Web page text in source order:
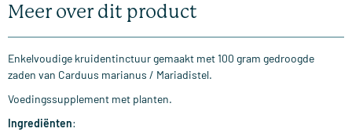
Meer over dit product
Enkelvoudige kruidentinctuur gemaakt met 100 gram gedroogde
zaden van Carduus marianus / Mariadistel.
Voedingssupplement met planten.
Ingrediënten: